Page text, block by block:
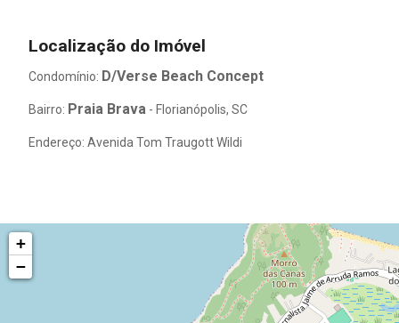
Localização do Imóvel
Condomínio: D/Verse Beach Concept
Bairro: Praia Brava - Florianópolis, SC
Endereço: Avenida Tom Traugott Wildi
+
−